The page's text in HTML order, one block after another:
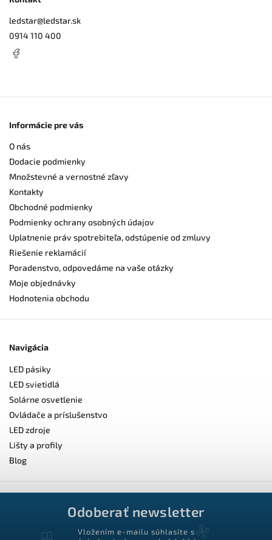
ledstar@ledstar.sk
0914 110 400
Informácie pre vás
O nás
Dodacie podmienky
Množstevné a vernostné zľavy
Kontakty
Obchodné podmienky
Podmienky ochrany osobných údajov
Uplatnenie práv spotrebiteľa, odstúpenie od zmluvy
Riešenie reklamácií
Poradenstvo, odpovedáme na vaše otázky
Moje objednávky
Hodnotenia obchodu
Navigácia
LED pásiky
LED svietidlá
Solárne osvetlenie
Ovládače a príslušenstvo
LED zdroje
Lišty a profily
Blog
Odoberať newsletter
Vložením e-mailu súhlasíte s